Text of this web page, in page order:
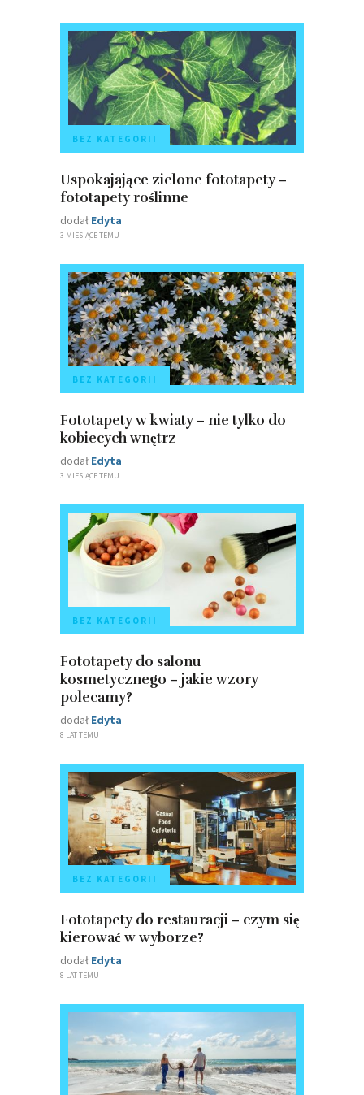
BEZ KATEGORII
Uspokajające zielone fototapety –
fototapety roślinne
dodał Edyta
3 MIESIĄCE TEMU
BEZ KATEGORII
Fototapety w kwiaty – nie tylko do
kobiecych wnętrz
dodał Edyta
3 MIESIĄCE TEMU
BEZ KATEGORII
Fototapety do salonu
kosmetycznego – jakie wzory
polecamy?
dodał Edyta
8 LAT TEMU
BEZ KATEGORII
Fototapety do restauracji – czym się
kierować w wyborze?
dodał Edyta
8 LAT TEMU